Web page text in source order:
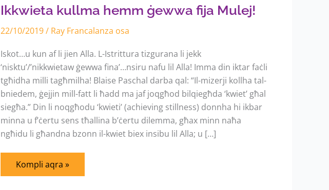
Ikkwieta kullma hemm ġewwa fija Mulej!
22/10/2019/ Ray Francalanza osa
Iskot…u kun af li jien Alla. L-Istrittura tizgurana li jekk
‘nisktu’/’nikkwietaw ġewwa fina’…nsiru nafu lil Alla! Imma din iktar faċli
tgħidha milli tagħmilha! Blaise Paschal darba qal: “Il-mizerji kollha tal-
bniedem, ġejjin mill-fatt li ħadd ma jaf joqgħod bilqiegħda ‘kwiet’ għal
siegħa.” Din li noqgħodu ‘kwieti’ (achieving stillness) donnha hi ikbar
minna u f’ċertu sens tħallina b’ċertu dilemma, għax minn naħa
ngħidu li għandna bzonn il-kwiet biex insibu lil Alla; u […]
ġewwa
fija
Kompli aqra »